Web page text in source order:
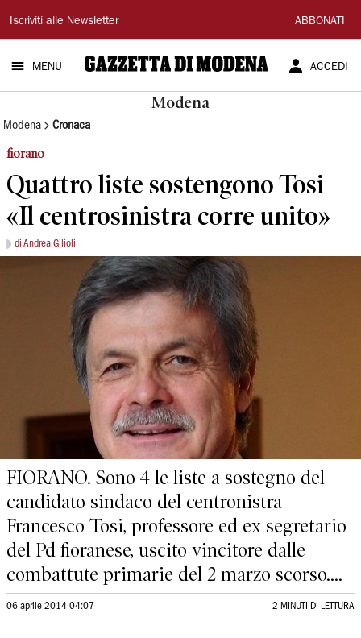
Gazzetta
di
Modena
Iscriviti alle Newsletter ABBONATI
MENU ACCEDI
Modena
Modena Cronaca
fiorano
Quattro liste sostengono Tosi
«Il centrosinistra corre unito»
di Andrea Gilioli
FIORANO. Sono 4 le liste a sostegno del
candidato sindaco del centronistra
Francesco Tosi, professore ed ex segretario
del Pd fioranese, uscito vincitore dalle
combattute primarie del 2 marzo scorso....
06 aprile 2014 04:07 2 MINUTI DI LETTURA